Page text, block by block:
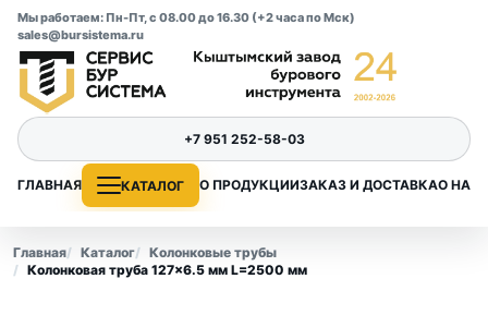
Мы работаем: Пн-Пт, с 08.00 до 16.30 (+2 часа по Мск)
sales@bursistema.ru
ГЛАВНАЯ КАТАЛОГ О ПРОДУКЦИИЗАКАЗ И ДОСТАВКАО НАС
+7 951 252-58-03
Главная Каталог
Колонковые трубы
Колонковая труба 127×6.5 мм L=2500 мм